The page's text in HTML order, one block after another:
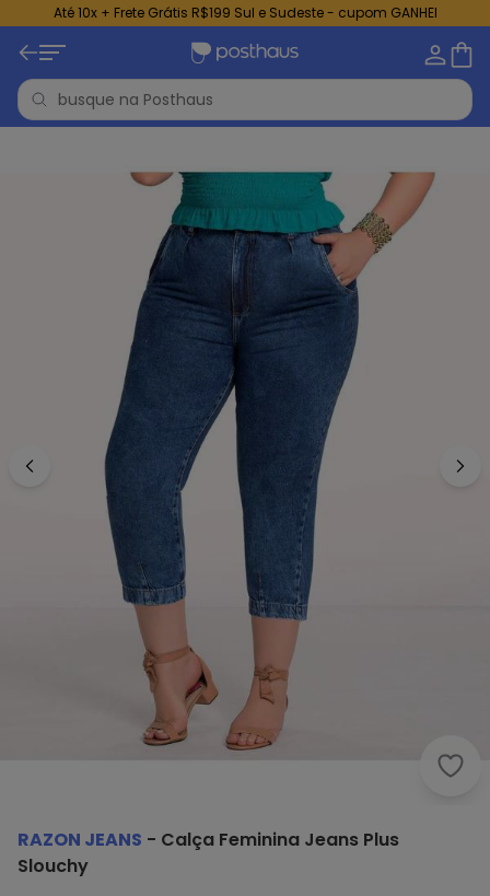
Até 10x + Frete Grátis R$199 Sul e Sudeste - cupom GANHEI
RAZON JEANS - Calça Feminina Jeans Plus
Slouchy